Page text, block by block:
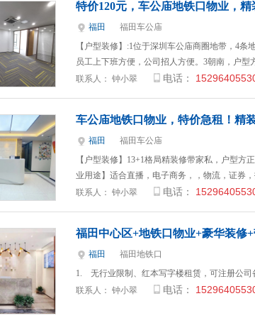
特价120元，车公庙地铁口物业，精
福田
福田车公庙
【户型装修】:1位于深圳车公庙商圈地带，4
员工上下班方便，公司招人方便。3朝南，户型
联系人： 钟小翠 电话：
车公庙地铁口物业，特价急租！精
福田
福田车公庙
【户型装修】13+1格局精装修带家私，户型方
业用途】适合直播，电子商务，，物流，证券
联系人： 钟小翠 电话：
福田中心区+地铁口物业+豪华装修
福田
福田地铁口
1. 无行业限制、红本写字楼租赁，可注册公
联系人： 钟小翠 电话：